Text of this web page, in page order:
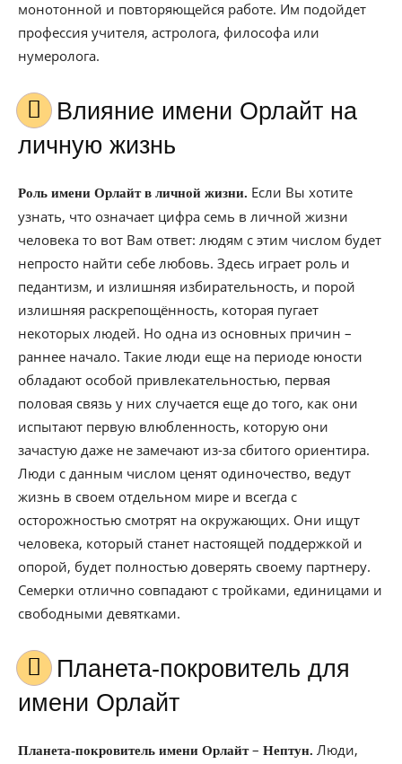
монотонной и повторяющейся работе. Им подойдет
профессия учителя, астролога, философа или
нумеролога.
Влияние имени Орлайт на
личную жизнь
Роль имени Орлайт в личной жизни. Если Вы хотите
узнать, что означает цифра семь в личной жизни
человека то вот Вам ответ: людям с этим числом будет
непросто найти себе любовь. Здесь играет роль и
педантизм, и излишняя избирательность, и порой
излишняя раскрепощённость, которая пугает
некоторых людей. Но одна из основных причин –
раннее начало. Такие люди еще на периоде юности
обладают особой привлекательностью, первая
половая связь у них случается еще до того, как они
испытают первую влюбленность, которую они
зачастую даже не замечают из-за сбитого ориентира.
Люди с данным числом ценят одиночество, ведут
жизнь в своем отдельном мире и всегда с
осторожностью смотрят на окружающих. Они ищут
человека, который станет настоящей поддержкой и
опорой, будет полностью доверять своему партнеру.
Семерки отлично совпадают с тройками, единицами и
свободными девятками.
Планета-покровитель для
имени Орлайт
Планета-покровитель имени Орлайт– Нептун. Люди,